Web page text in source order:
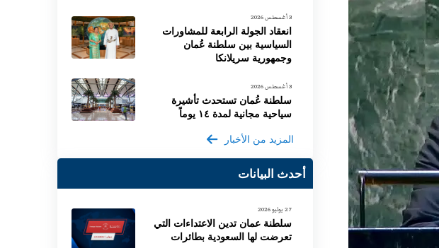
3 أغسطس 2026
انعقاد الجولة الرابعة للمشاورات
السياسية بين سلطنة عُمان
وجمهورية سريلانكا
3 أغسطس 2026
سلطنة عُمان تستحدث تأشيرة
سياحية مجانية لمدة ١٤ يوماً
المزيد من الأخبار
أحدث البيانات
27 يوليو 2026
سلطنة عمان تدين الاعتداءات التي
تعرضت لها السعودية بطائرات